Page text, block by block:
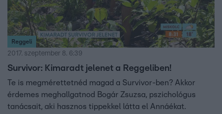
Reggeli
2017. szeptember 8. 6:39
Survivor: Kimaradt jelenet a Reggeliben!
Te is megmérettetnéd magad a Survivor-ben? Akkor
érdemes meghallgatnod Bogár Zsuzsa, pszichológus
tanácsait, aki hasznos tippekkel látta el Annáékat.